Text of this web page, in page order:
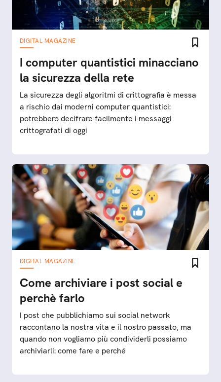
DIGITAL MAGAZINE
I computer quantistici minacciano
la sicurezza della rete
La sicurezza degli algoritmi di crittografia è messa
a rischio dai moderni computer quantistici:
potrebbero decifrare facilmente i messaggi
crittografati di oggi
DIGITAL MAGAZINE
Come archiviare i post social e
perchè farlo
I post che pubblichiamo sui social network
raccontano la nostra vita e il nostro passato, ma
quando non vogliamo più condividerli possiamo
archiviarli: come fare e perché